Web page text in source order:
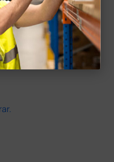
que se oferten
van a cobrar.